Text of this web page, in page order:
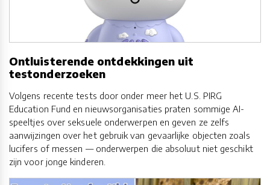
Ontluisterende ontdekkingen uit
testonderzoeken
Volgens recente tests door onder meer het U.S. PIRG
Education Fund en nieuwsorganisaties praten sommige AI-
speeltjes over seksuele onderwerpen en geven ze zelfs
aanwijzingen over het gebruik van gevaarlijke objecten zoals
lucifers of messen — onderwerpen die absoluut niet geschikt
zijn voor jonge kinderen.